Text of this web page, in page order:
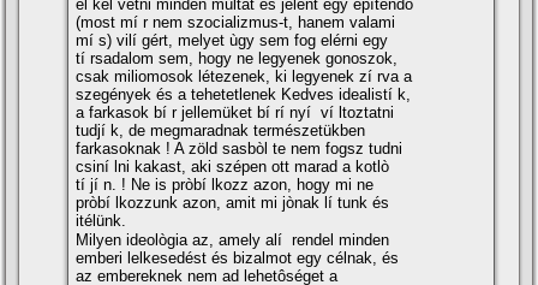
el kel vetni minden mùltat és jelent egy épìtendô
(most mí r nem szocializmus-t, hanem valami
mí s) vilí gért, melyet ùgy sem fog elérni egy
tí rsadalom sem, hogy ne legyenek gonoszok,
csak miliomosok létezenek, ki legyenek zí rva a
szegények és a tehetetlenek Kedves idealistí k,
a farkasok bí r jellemüket bí rí nyí ví ltoztatni
tudjí k, de megmaradnak természetükben
farkasoknak ! A zöld sasbòl te nem fogsz tudni
csiní lni kakast, aki szépen ott marad a kotlò
tí jí n. ! Ne is pròbí lkozz azon, hogy mi ne
pròbí lkozzunk azon, amit mi jònak lí tunk és
itélünk.
Milyen ideològia az, amely alí rendel minden
emberi lelkesedést és bizalmot egy célnak, és
az embereknek nem ad lehetôséget a